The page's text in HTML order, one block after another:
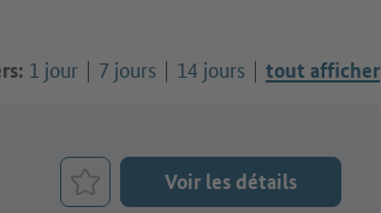
1 jour 7 jours 14 jours tout afficher
Retenir le job
Voir les détails